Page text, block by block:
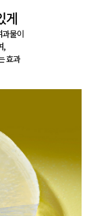
게
과물이
,
효과